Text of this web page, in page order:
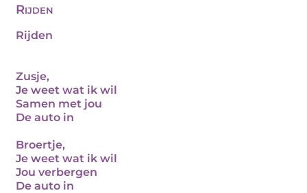
Rijden
Rijden
Zusje,
Je weet wat ik wil
Samen met jou
De auto in
Broertje,
Je weet wat ik wil
Jou verbergen
De auto in